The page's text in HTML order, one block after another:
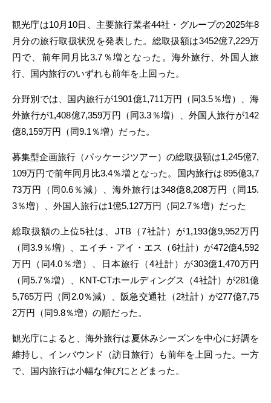
観光庁は10月10日、主要旅行業者44社・グループの2025年8
月分の旅行取扱状況を発表した。総取扱額は3452億7,229万
円で、前年同月比3.7％増となった。海外旅行、外国人旅
行、国内旅行のいずれも前年を上回った。
分野別では、国内旅行が1901億1,711万円（同3.5％増）、海
外旅行が1,408億7,359万円（同3.3％増）、外国人旅行が142
億8,159万円（同9.1％増）だった。
募集型企画旅行（パッケージツアー）の総取扱額は1,245億7,
109万円で前年同月比3.4％増となった。国内旅行は895億3,7
73万円（同0.6％減）、海外旅行は348億8,208万円（同15.
3％増）、外国人旅行は1億5,127万円（同2.7％増）だった
総取扱額の上位5社は、JTB（7社計）が1,193億9,952万円
（同3.9％増）、エイチ・アイ・エス（6社計）が472億4,592
万円（同4.0％増）、日本旅行（4社計）が303億1,470万円
（同5.7％増）、KNT-CTホールディングス（4社計）が281億
5,765万円（同2.0％減）、阪急交通社（2社計）が277億7,75
2万円（同9.8％増）の順だった。
観光庁によると、海外旅行は夏休みシーズンを中心に好調を
維持し、インバウンド（訪日旅行）も前年を上回った。一方
で、国内旅行は小幅な伸びにとどまった。